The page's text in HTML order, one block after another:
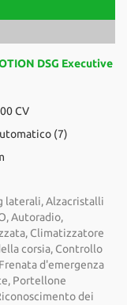
DSG Executive
CV
(7)
laterali, Alzacristalli
Autoradio,
Climatizzatore
corsia, Controllo
d'emergenza
Portellone
dei